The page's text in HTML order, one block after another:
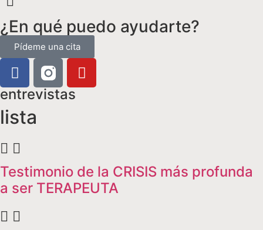
¿En qué puedo ayudarte?
Pídeme una cita
entrevistas
lista
Testimonio de la CRISIS más profunda
a ser TERAPEUTA